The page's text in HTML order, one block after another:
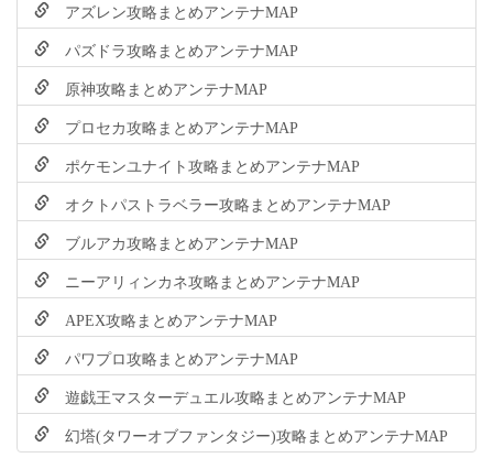
アズレン攻略まとめアンテナMAP
パズドラ攻略まとめアンテナMAP
原神攻略まとめアンテナMAP
プロセカ攻略まとめアンテナMAP
ポケモンユナイト攻略まとめアンテナMAP
オクトパストラベラー攻略まとめアンテナMAP
ブルアカ攻略まとめアンテナMAP
ニーアリィンカネ攻略まとめアンテナMAP
APEX攻略まとめアンテナMAP
パワプロ攻略まとめアンテナMAP
遊戯王マスターデュエル攻略まとめアンテナMAP
幻塔(タワーオブファンタジー)攻略まとめアンテナMAP